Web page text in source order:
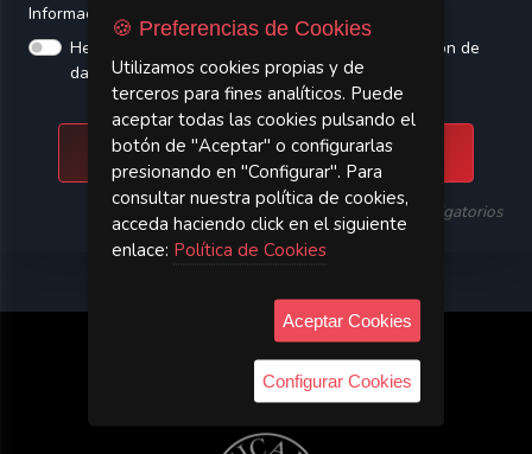
Información General
He leído y acepto las condiciones sobre protección de
datos.
Enviar Mensaje
Campos obligatorios
SICAB
🍪 Preferencias de Cookies
Utilizamos cookies propias y de
terceros para fines analíticos. Puede
aceptar todas las cookies pulsando el
botón de "Aceptar" o configurarlas
presionando en "Configurar". Para
consultar nuestra política de cookies,
acceda haciendo click en el siguiente
enlace: Política de Cookies
Aceptar Cookies
Configurar Cookies